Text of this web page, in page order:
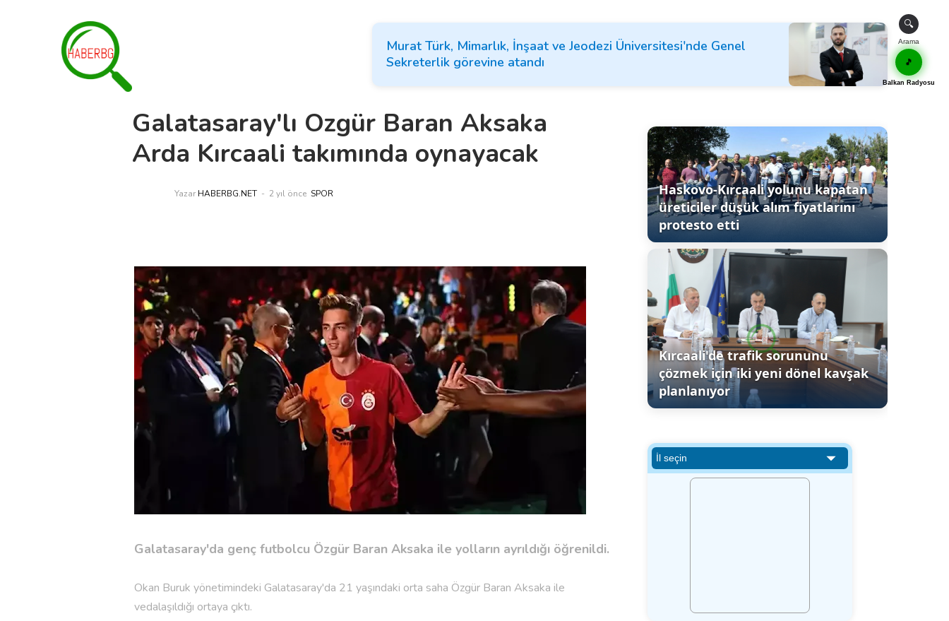
Murat Türk, Mimarlık, İnşaat ve Jeodezi Üniversitesi'nde Genel
Sekreterlik görevine atandı
Galatasaray'lı Özgür Baran Aksaka
Arda Kırcaali takımında oynayacak
Yazar HABERBG.NET 2 yıl önce SPOR
Galatasaray'da genç futbolcu Özgür Baran Aksaka ile yolların ayrıldığı öğrenildi.
Okan Buruk yönetimindeki Galatasaray'da 21 yaşındaki orta saha Özgür Baran Aksaka ile
vedalaşıldığı ortaya çıktı.
Haskovo-Kırcaali yolunu kapatan
üreticiler düşük alım fiyatlarını
protesto etti
Kırcaali'de trafik sorununu
çözmek için iki yeni dönel kavşak
planlanıyor
🔍
Arama
🎵
Balkan Radyosu